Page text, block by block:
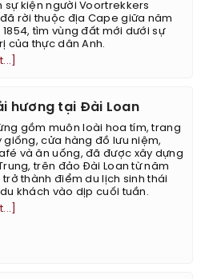
sự kiện người Voortrekkers
rời thuộc địa Cape giữa năm
1854, tìm vùng đất mới dưới sự
của thực dân Anh.
hương tại Đài Loan
gồm muôn loài hoa tím, trang
giống, cửa hàng đồ lưu niệm,
và ăn uống, đã được xây dựng
trên đảo Đài Loan từ năm
trở thành điểm du lịch sinh thái
khách vào dịp cuối tuần.